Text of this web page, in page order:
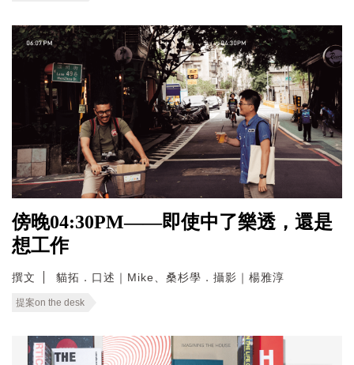
傍晚04:30PM——即使中了樂透，還是
想工作
撰文 貓拓．口述｜Mike、桑杉學．攝影｜楊雅淳
提案on the desk